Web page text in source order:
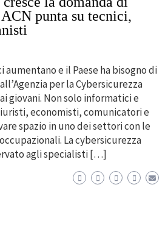
punta su tecnici,
e il Paese ha bisogno di
per la Cybersicurezza
giovani. Non solo informatici e
economisti, comunicatori e
spazio in uno dei settori con le
La cybersicurezza
agli specialisti […]